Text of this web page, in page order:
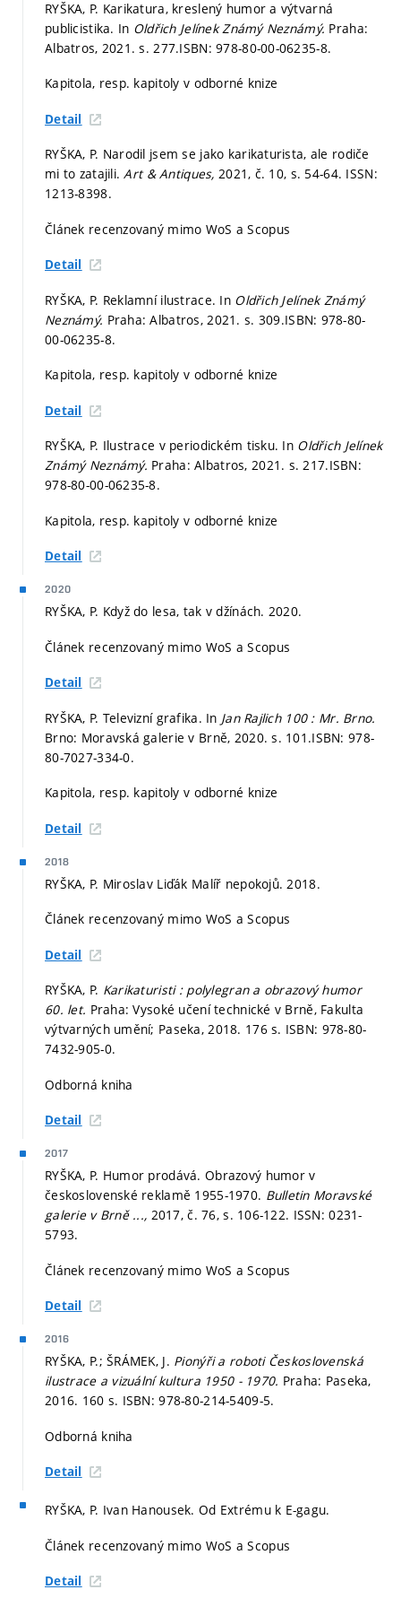
RYŠKA, P. Karikatura, kreslený humor a výtvarná
publicistika. In Oldřich Jelínek Známý Neznámý. Praha:
Albatros, 2021.s. 277.ISBN: 978-80-00-06235-8.
Kapitola, resp. kapitoly v odborné knize
Detail
RYŠKA, P. Narodil jsem se jako karikaturista, ale rodiče
mi to zatajili.Art & Antiques, 2021, č. 10, s. 54-64. ISSN:
1213-8398.
Článek recenzovaný mimo WoS a Scopus
Detail
RYŠKA, P. Reklamní ilustrace. In Oldřich Jelínek Známý
Neznámý. Praha: Albatros, 2021. s. 309.ISBN: 978-80-
00-06235-8.
Kapitola, resp. kapitoly v odborné knize
Detail
RYŠKA, P. Ilustrace v periodickém tisku. In Oldřich Jelínek
Známý Neznámý. Praha: Albatros, 2021. s. 217.ISBN:
978-80-00-06235-8.
Kapitola, resp. kapitoly v odborné knize
Detail
2020
RYŠKA, P. Když do lesa, tak v džínách. 2020.
Článek recenzovaný mimo WoS a Scopus
Detail
RYŠKA, P. Televizní grafika. In Jan Rajlich 100 : Mr. Brno.
Brno: Moravská galerie v Brně, 2020.s. 101.ISBN: 978-
80-7027-334-0.
Kapitola, resp. kapitoly v odborné knize
Detail
2018
RYŠKA, P. Miroslav Liďák Malíř nepokojů. 2018.
Článek recenzovaný mimo WoS a Scopus
Detail
RYŠKA, P. Karikaturisti : polylegran a obrazový humor
60. let. Praha: Vysoké učení technické v Brně, Fakulta
výtvarných umění; Paseka, 2018. 176 s. ISBN: 978-80-
7432-905-0.
Odborná kniha
Detail
2017
RYŠKA, P. Humor prodává. Obrazový humor v
československé reklamě 1955-1970. Bulletin Moravské
galerie v Brně ..., 2017, č. 76,s. 106-122. ISSN: 0231-
5793.
Článek recenzovaný mimo WoS a Scopus
Detail
2016
RYŠKA, P.; ŠRÁMEK, J. Pionýři a roboti Československá
ilustrace a vizuální kultura 1950 - 1970. Praha: Paseka,
2016. 160 s. ISBN: 978-80-214-5409-5.
Odborná kniha
Detail
RYŠKA, P. Ivan Hanousek. Od Extrému k E-gagu.
Článek recenzovaný mimo WoS a Scopus
Detail